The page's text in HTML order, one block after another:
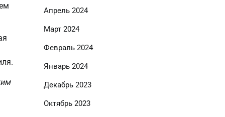
Апрель 2024
Март 2024
Февраль 2024
Январь 2024
Декабрь 2023
Октябрь 2023